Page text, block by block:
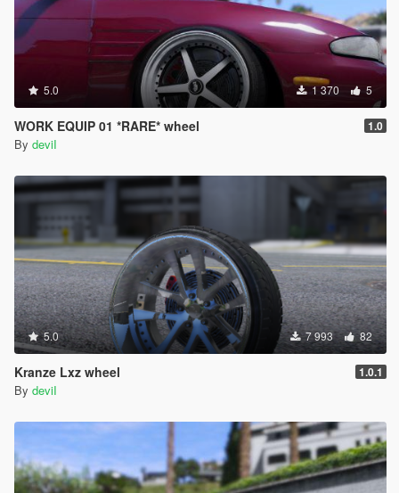
5.0 1 370 5
WORK EQUIP 01 *RARE* wheel 1.0
By deviI
5.0 7 993 82
Kranze Lxz wheel 1.0.1
By deviI